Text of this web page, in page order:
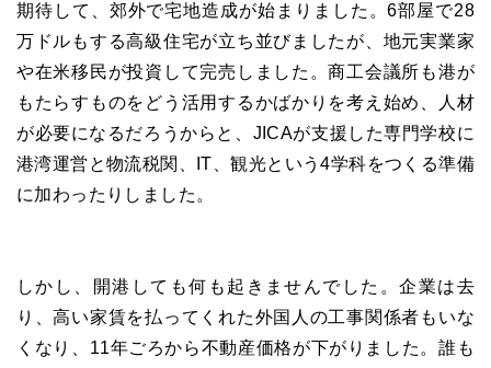
期待して、郊外で宅地造成が始まりました。6部屋で28
万ドルもする高級住宅が立ち並びましたが、地元実業家
や在米移民が投資して完売しました。商工会議所も港が
もたらすものをどう活用するかばかりを考え始め、人材
が必要になるだろうからと、JICAが支援した専門学校に
港湾運営と物流税関、IT、観光という4学科をつくる準備
に加わったりしました。
しかし、開港しても何も起きませんでした。企業は去
り、高い家賃を払ってくれた外国人の工事関係者もいな
くなり、11年ごろから不動産価格が下がりました。誰も